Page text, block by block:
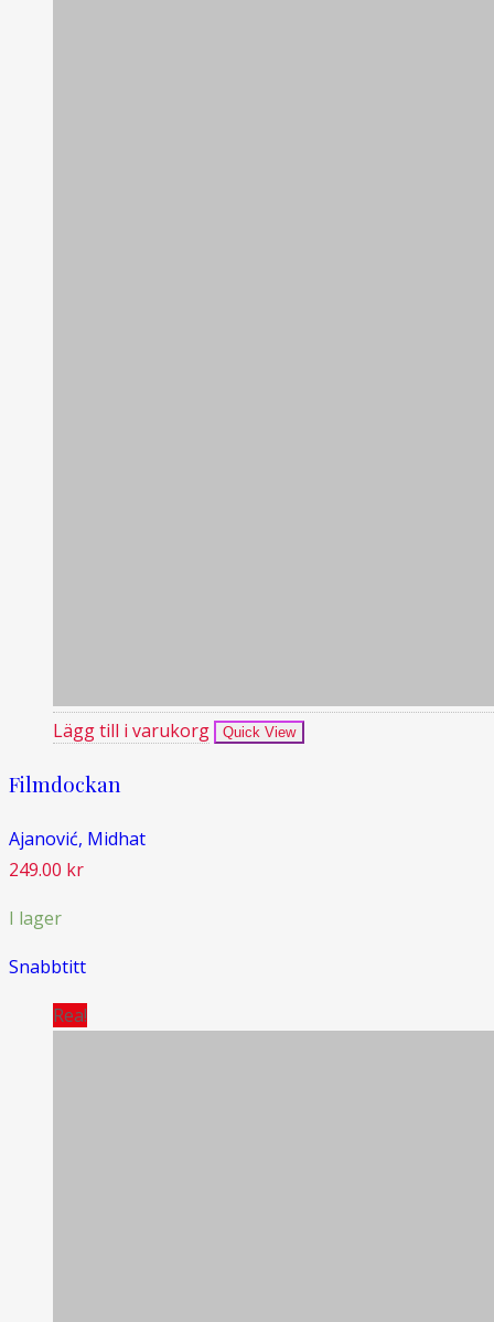
Lägg till i varukorg Quick View
Filmdockan
Ajanović, Midhat
249.00 kr
I lager
Snabbtitt
Rea!